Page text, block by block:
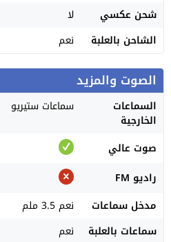
شحن عكسي
لا
الشاحن بالعلبة
نعم
الصوت والمزيد
السماعات
الخارجية
سماعات ستيريو
صوت عالي
راديو FM
مدخل سماعات
نعم 3.5 ملم
سماعات بالعلبة
نعم